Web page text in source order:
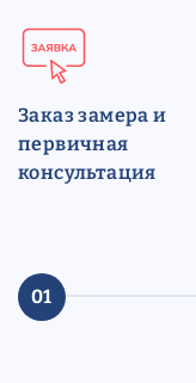
Заказ замера и
первичная
консультация
01